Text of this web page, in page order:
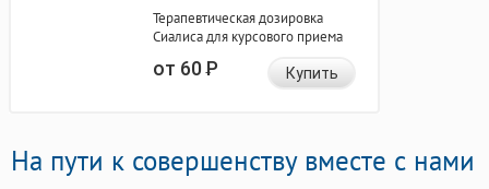
Терапевтическая дозировка
Сиалиса для курсового приема
от 60Р Купить
На пути к совершенству вместе с нами